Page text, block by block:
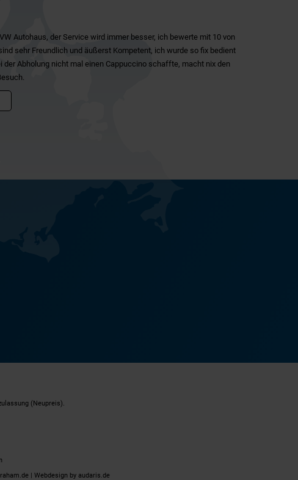
Autohaus, der Service wird immer besser, ich bewerte mit 10 von
sehr Freundlich und äußerst Kompetent, ich wurde so fix bedient
der Abholung nicht mal einen Cappuccino schaffte, macht nix den
(Neupreis).
| Webdesign by audaris.de